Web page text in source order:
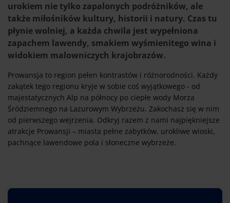
urokiem nie tylko zapalonych podróżników, ale
także miłośników kultury, historii i natury. Czas tu
płynie wolniej, a każda chwila jest wypełniona
zapachem lawendy, smakiem wyśmienitego wina i
widokiem malowniczych krajobrazów.
Prowansja to region pełen kontrastów i różnorodności. Każdy
zakątek tego regionu kryje w sobie coś wyjątkowego - od
majestatycznych Alp na północy po ciepłe wody Morza
Śródziemnego na Lazurowym Wybrzeżu. Zakochasz się w nim
od pierwszego wejrzenia. Odkryj razem z nami najpiękniejsze
atrakcje Prowansji – miasta pełne zabytków, urokliwe wioski,
pachnące lawendowe pola i słoneczne wybrzeże.